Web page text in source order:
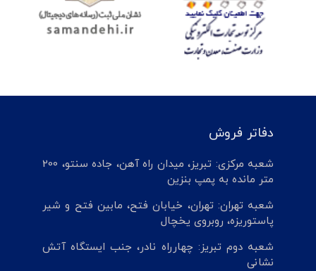
دفاتر فروش
شعبه مرکزی: تبریز، میدان راه آهن، جاده سنتو، 200
متر مانده به پمپ بنزین
شعبه تهران: تهران، خیابان فتح، مابین فتح و شیر
پاستوریزه، روبروی یخچال
شعبه دوم تبریز: چهارراه نادر، جنب ایستگاه آتش
نشانی